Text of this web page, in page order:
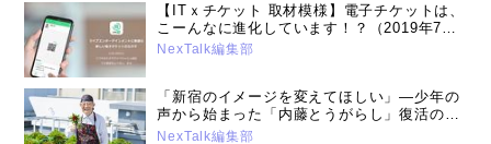
【ITｘチケット 取材模様】電子チケットは、
こーんなに進化しています！？（2019年7月
25日号）
NexTalk編集部
「新宿のイメージを変えてほしい」―少年の
声から始まった「内藤とうがらし」復活の舞
台裏：内藤とうがらしプロジェクトリーダー
NexTalk編集部